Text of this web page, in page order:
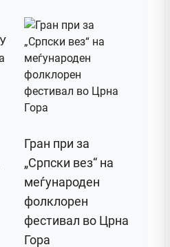
Гран при за
„Српски вез“ на
меѓународен
фолклорен
фестивал во Црна
Гора